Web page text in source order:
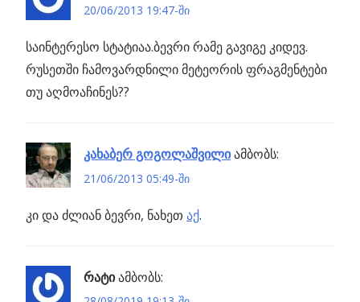
სადგურზე?20/06/2013 19:47-ში
საინტერესო სტატიაა.ბევრი რამე გავიგე კიდევ.
რუსეთში ჩამოვარდნილი მეტეორის ფრაგმენტები
თუ აღმოაჩინეს??
კახაბერ გოგოლაშვილიამბობს:
21/06/2013 05:49-ში
კი და ძლიან ბევრი, ნახეთ აქ.
რატიამბობს: